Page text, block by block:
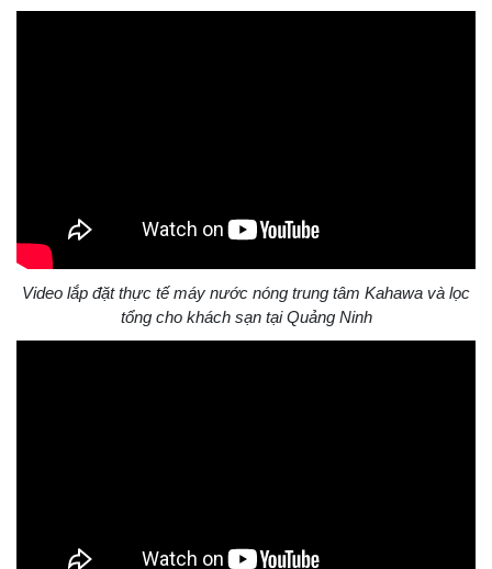
Video lắp đặt thực tế máy nước nóng trung tâm Kahawa và lọc
tổng cho khách sạn tại Quảng Ninh